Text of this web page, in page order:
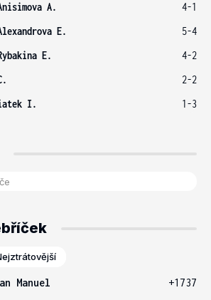
A.
4-1
E.
5-4
E.
4-2
2-2
I. 1-3
Manuel
+1737